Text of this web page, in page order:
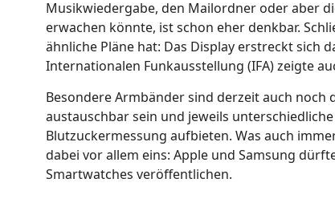
Musikwiedergabe, den Mailordner oder aber
erwachen könnte, ist schon eher denkbar.
ähnliche Pläne hat: Das Display erstreckt sich
Internationalen Funkausstellung (IFA) zeigte
Besondere Armbänder sind derzeit auch noch
austauschbar sein und jeweils
Blutzuckermessung aufbieten. Was auch
dabei vor allem eins: Apple und Samsung
Smartwatches veröffentlichen.